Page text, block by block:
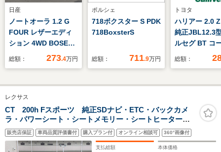
日産
ノートオーラ 1.2 G
FOUR レザーエディ
ション 4WD BOSEパ
ーソナルプラスサウン
総額： 273.4万円
ポルシェ
718ボクスター S PDK
718BoxsterS
総額： 711.9万円
トヨタ
ハリアー 2.0
純正JBL12.3
ルセグ BT コ
ンサー トヨタ
ター デジタル
クルコン ヘッ
プディスプレ
ンキープ
総額：
レクサス
CT 200h Fスポーツ 純正SDナビ・ETC・バックカメ
ラ・パワーシート・シートメモリー・シートヒーター・
パドルシフト・クルーズコントロール・カーテンエアバ
ック・フォグランプ・オートライト・ABS・横滑り防止
装置
販売店保証 車両品質評価書付 購入プラン付 オンライン相談可 360°画像付
支払総額 本体価格